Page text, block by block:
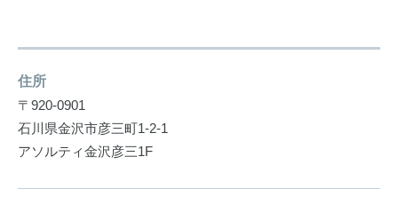
住所
〒920-0901
石川県金沢市彦三町1-2-1
アソルティ金沢彦三1F